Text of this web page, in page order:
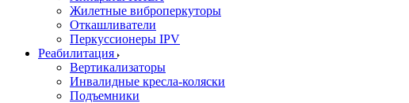
Жилетные виброперкуторы
Откашливатели
Перкуссионеры IPV
Реабилитация
Вертикализаторы
Инвалидные кресла-коляски
Подъемники